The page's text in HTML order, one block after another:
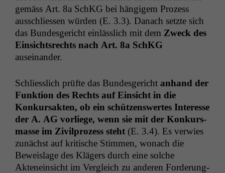
gemäss Art. 8a SchKG bei hängigem Prozess
auss­chliessen wür­den (E. 3.3). Danach set­zte sich
das Bun­des­gericht ein­lässlich mit dem Zweck des
Ein­sicht­srechts nach Art. 8a SchKG
auseinander.
Schliesslich prüfte das Bun­des­gericht anhand der
Funk­tion des Rechts auf Ein­sicht in die
Konkur­sak­ten, ob ein schützenswertes Inter­esse
der A. AG vor­liege, wenn sie mit der Konkurs­
masse im Zivil­prozess ste­ht (E. 3.4). Es ver­wies
zunächst auf kri­tis­che Stim­men, wonach die
Beweis­lage des Klägers durch eine solche
Aktenein­sicht im Ver­gle­ich zu anderen Forderung­